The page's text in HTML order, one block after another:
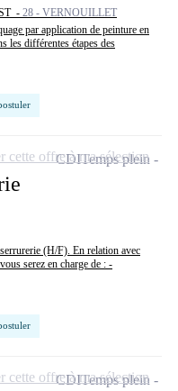
- 28 - VERNOUILLET
par application de peinture en
les différentes étapes des
(H/F). En relation avec
serez en charge de : -
CDITemps plein
cette offre à ma sélection
CDITemps plein
cette offre à ma sélection